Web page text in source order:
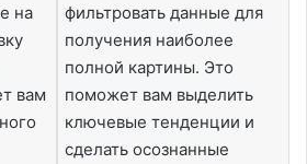
на
вам
фильтровать данные для
получения наиболее
полной картины. Это
поможет вам выделить
ключевые тенденции и
сделать осознанные